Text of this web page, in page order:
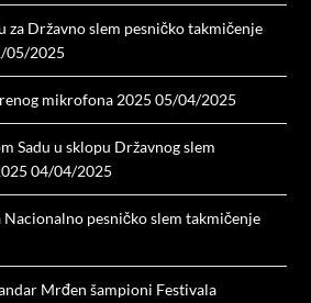
za Državno slem pesničko takmičenje
05/2025
mikrofona 2025 05/04/2025
Sadu u sklopu Državnog slem
04/04/2025
Nacionalno pesničko slem takmičenje
Mrđen šampioni Festivala